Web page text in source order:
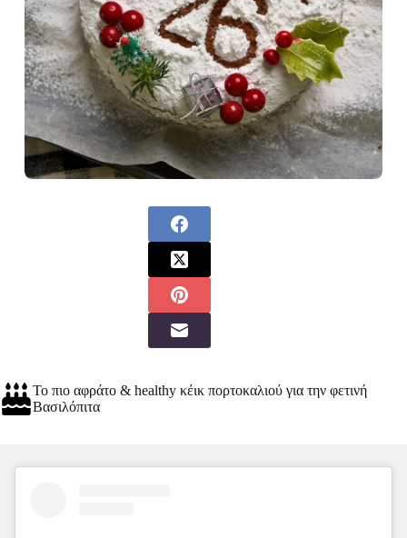
Το πιο αφράτο & healthy κέικ πορτοκαλιού για την φετινή
Βασιλόπιτα